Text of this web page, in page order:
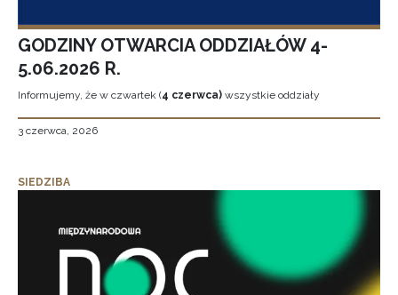
GODZINY OTWARCIA ODDZIAŁÓW 4-
5.06.2026 R.
Informujemy, że w czwartek (4 czerwca) wszystkie oddziały
3 czerwca, 2026
SIEDZIBA